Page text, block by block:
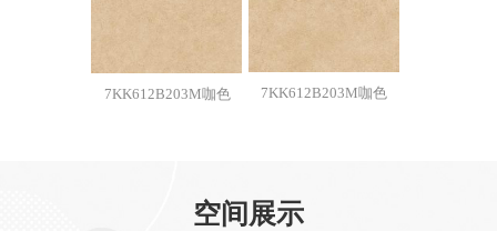
7KK612B203M咖色 7KK612B203M咖色
空间展示